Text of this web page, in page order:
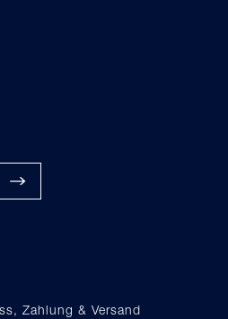
Zahlung & Versand